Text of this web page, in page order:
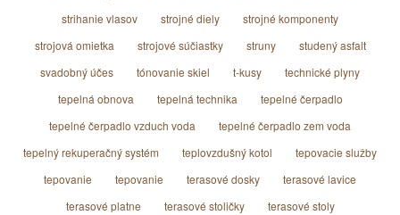
strihanie vlasov
strojné diely
strojné komponenty
strojová omietka
strojové súčiastky struny
studený asfalt
svadobný účes
tónovanie skiel t-kusy
technické plyny
tepelná obnova
tepelná technika
tepelné čerpadlo
tepelné čerpadlo vzduch voda
tepelné čerpadlo zem voda
tepelný rekuperačný systém
teplovzdušný kotol
tepovacie služby
tepovanie
tepovanie terasové dosky
terasové lavice
terasové platne
terasové stoličky
terasové stoly